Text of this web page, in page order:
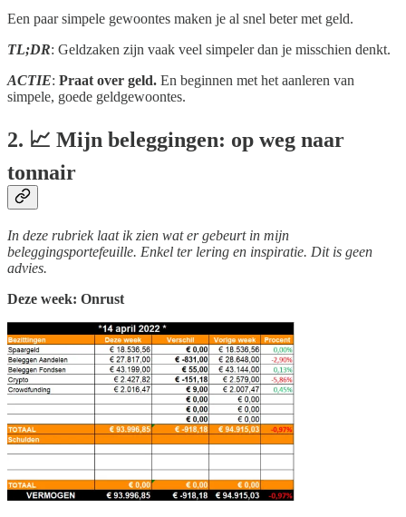
Een paar simpele gewoontes maken je al snel beter met geld.
TL;DR: Geldzaken zijn vaak veel simpeler dan je misschien denkt.
ACTIE: Praat over geld. En beginnen met het aanleren van
simpele, goede geldgewoontes.
2. 📈 Mijn beleggingen: op weg naar
tonnair
In deze rubriek laat ik zien wat er gebeurt in mijn
beleggingsportefeuille. Enkel ter lering en inspiratie. Dit is geen
advies.
Deze week: Onrust